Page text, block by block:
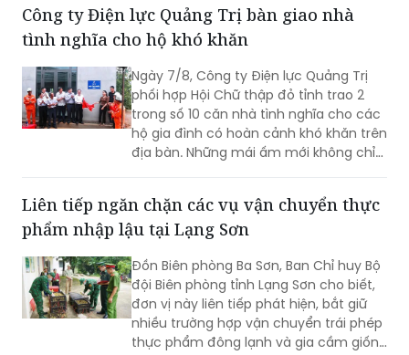
Công ty Điện lực Quảng Trị bàn giao nhà
tình nghĩa cho hộ khó khăn
Ngày 7/8, Công ty Điện lực Quảng Trị
phối hợp Hội Chữ thập đỏ tỉnh trao 2
trong số 10 căn nhà tình nghĩa cho các
hộ gia đình có hoàn cảnh khó khăn trên
địa bàn. Những mái ấm mới không chỉ
giá trị nhân văn từ các hoạt động an
sinh xã hội của ngành Điện.
Liên tiếp ngăn chặn các vụ vận chuyển thực
phẩm nhập lậu tại Lạng Sơn
Đồn Biên phòng Ba Sơn, Ban Chỉ huy Bộ
đội Biên phòng tỉnh Lạng Sơn cho biết,
đơn vị này liên tiếp phát hiện, bắt giữ
nhiều trường hợp vận chuyển trái phép
thực phẩm đông lạnh và gia cầm giống